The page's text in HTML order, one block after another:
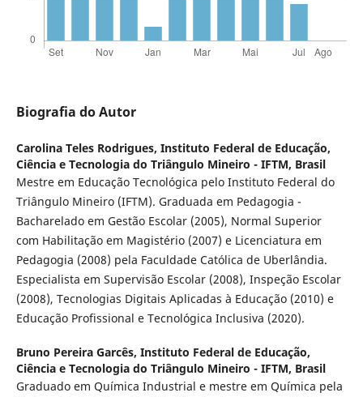
Biografia do Autor
Carolina Teles Rodrigues, Instituto Federal de Educação,
Ciência e Tecnologia do Triângulo Mineiro - IFTM, Brasil
Mestre em Educação Tecnológica pelo Instituto Federal do
Triângulo Mineiro (IFTM). Graduada em Pedagogia -
Bacharelado em Gestão Escolar (2005), Normal Superior
com Habilitação em Magistério (2007) e Licenciatura em
Pedagogia (2008) pela Faculdade Católica de Uberlândia.
Especialista em Supervisão Escolar (2008), Inspeção Escolar
(2008), Tecnologias Digitais Aplicadas à Educação (2010) e
Educação Profissional e Tecnológica Inclusiva (2020).
Bruno Pereira Garcês, Instituto Federal de Educação,
Ciência e Tecnologia do Triângulo Mineiro - IFTM, Brasil
Graduado em Química Industrial e mestre em Química pela